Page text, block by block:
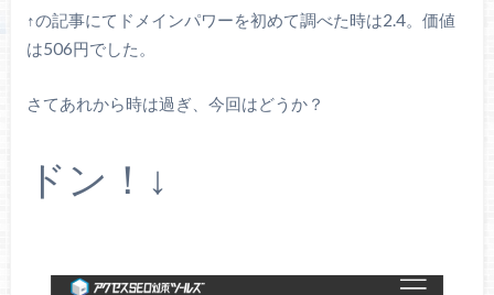
↑の記事にてドメインパワーを初めて調べた時は2.4。価値
は506円でした。
さてあれから時は過ぎ、今回はどうか？
ドン！↓